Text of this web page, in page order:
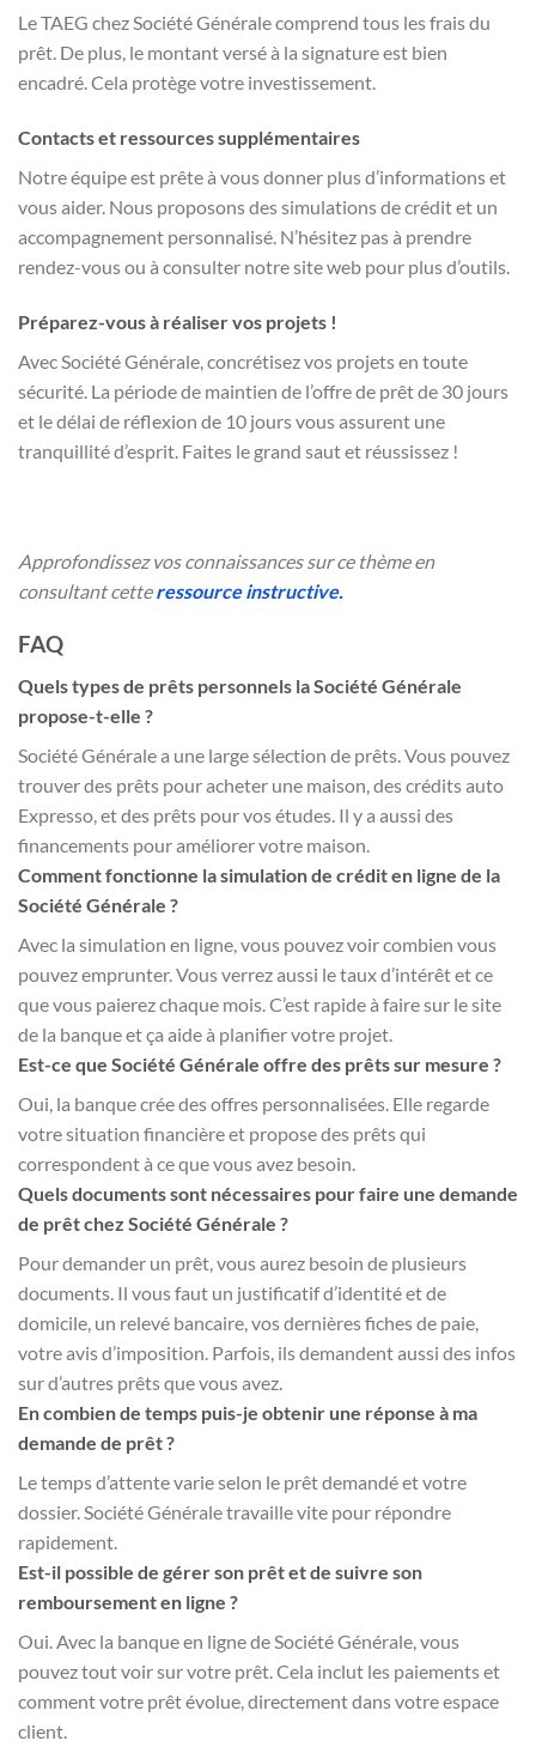
Le TAEG chez Société Générale comprend tous les frais du
prêt. De plus, le montant versé à la signature est bien
encadré. Cela protège votre investissement.
Contacts et ressources supplémentaires
Notre équipe est prête à vous donner plus d’informations et
vous aider. Nous proposons des simulations de crédit et un
accompagnement personnalisé. N’hésitez pas à prendre
rendez-vous ou à consulter notre site web pour plus d’outils.
Préparez-vous à réaliser vos projets !
Avec Société Générale, concrétisez vos projets en toute
sécurité. La période de maintien de l’offre de prêt de 30 jours
et le délai de réflexion de 10 jours vous assurent une
tranquillité d’esprit. Faites le grand saut et réussissez !
Approfondissez vos connaissances sur ce thème en
consultant cetteressource instructive.
FAQ
Quels types de prêts personnels la Société Générale
propose-t-elle ?
Société Générale a une large sélection de prêts. Vous pouvez
trouver des prêts pour acheter une maison, des crédits auto
Expresso, et des prêts pour vos études. Il y a aussi des
financements pour améliorer votre maison.
Comment fonctionne la simulation de crédit en ligne de la
Société Générale ?
Avec la simulation en ligne, vous pouvez voir combien vous
pouvez emprunter. Vous verrez aussi le taux d’intérêt et ce
que vous paierez chaque mois. C’est rapide à faire sur le site
de la banque et ça aide à planifier votre projet.
Est-ce que Société Générale offre des prêts sur mesure ?
Oui, la banque crée des offres personnalisées. Elle regarde
votre situation financière et propose des prêts qui
correspondent à ce que vous avez besoin.
Quels documents sont nécessaires pour faire une demande
de prêt chez Société Générale ?
Pour demander un prêt, vous aurez besoin de plusieurs
documents. Il vous faut un justificatif d’identité et de
domicile, un relevé bancaire, vos dernières fiches de paie,
votre avis d’imposition. Parfois, ils demandent aussi des infos
sur d’autres prêts que vous avez.
En combien de temps puis-je obtenir une réponse à ma
demande de prêt ?
Le temps d’attente varie selon le prêt demandé et votre
dossier. Société Générale travaille vite pour répondre
rapidement.
Est-il possible de gérer son prêt et de suivre son
remboursement en ligne ?
Oui. Avec la banque en ligne de Société Générale, vous
pouvez tout voir sur votre prêt. Cela inclut les paiements et
comment votre prêt évolue, directement dans votre espace
client.